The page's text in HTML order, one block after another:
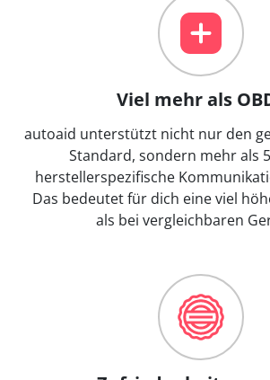
Viel mehr als
autoaid unterstützt nicht nur den
Standard, sondern mehr als
herstellerspezifische
Das bedeutet für dich eine viel
als bei vergleichbaren